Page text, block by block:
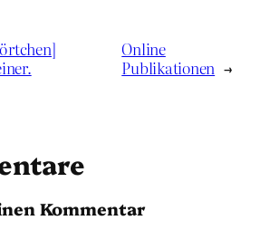
Online
Publikationen →
Kommentar